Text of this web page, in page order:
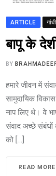
ARTICLE
बापू के
BY
हमारे जीवन में
सामुदायिक
नाप लिए थे। वे
संवाद अच्छे संबंधों
को […]
READ MORE